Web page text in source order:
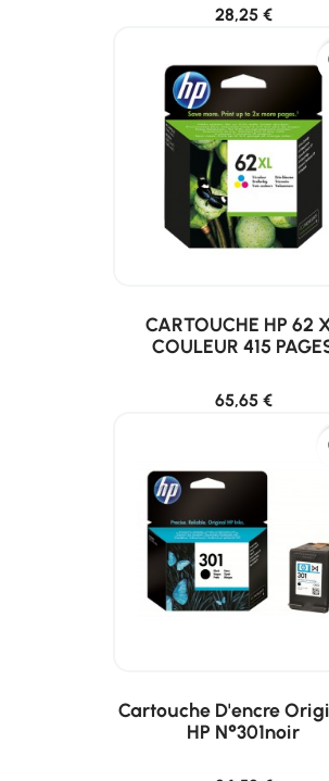
28,25 €
CARTOUCHE HP 62
COULEUR 415
65,65 €
Cartouche D'encre
HP N°301noir